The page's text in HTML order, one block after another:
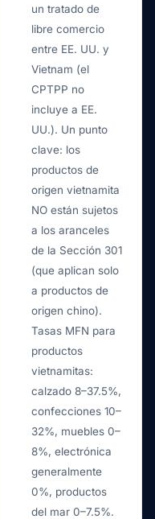
un tratado de
libre comercio
entre EE. UU. y
Vietnam (el
CPTPP no
incluye a EE.
UU.). Un punto
clave: los
productos de
origen vietnamita
NO están sujetos
a los aranceles
de la Sección 301
(que aplican solo
a productos de
origen chino).
Tasas MFN para
productos
vietnamitas:
calzado 8–37.5%,
confecciones 10–
32%, muebles 0–
8%, electrónica
generalmente
0%, productos
del mar 0–7.5%.